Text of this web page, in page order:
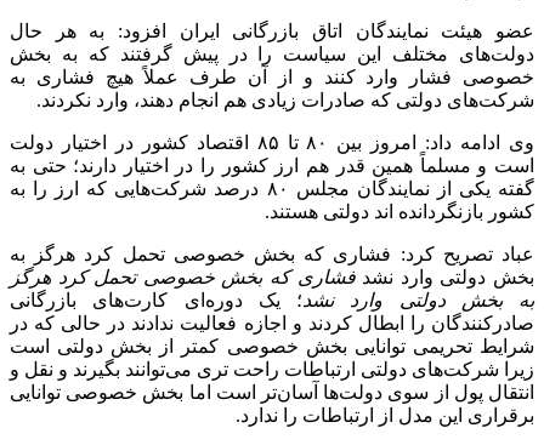
عضو هیئت نمایندگان اتاق بازرگانی ایران افزود: به هر حال
دولت‌های مختلف این سیاست را در پیش گرفتند که به بخش
خصوصی فشار وارد کنند و از آن طرف عملاً هیچ فشاری به
شرکت‌های دولتی که صادرات زیادی هم انجام دهند، وارد نکردند.
وی ادامه داد: امروز بین ۸۰ تا ۸۵ اقتصاد کشور در اختیار دولت
است و مسلماً همین قدر هم ارز کشور را در اختیار دارند؛ حتی به
گفته یکی از نمایندگان مجلس ۸۰ درصد شرکت‌هایی که ارز را به
کشور بازنگردانده اند دولتی هستند.
عباد تصریح کرد: فشاری که بخش خصوصی تحمل کرد هرگز به
بخش دولتی وارد نشد فشاری که بخش خصوصی تحمل کرد هرگز
به بخش دولتی وارد نشد؛ یک دوره‌ای کارت‌های بازرگانی
صادرکنندگان را ابطال کردند و اجازه فعالیت ندادند در حالی که در
شرایط تحریمی توانایی بخش خصوصی کمتر از بخش دولتی است
زیرا شرکت‌های دولتی ارتباطات راحت تری می‌توانند بگیرند و نقل و
انتقال پول از سوی دولت‌ها آسان‌تر است اما بخش خصوصی توانایی
برقراری این مدل از ارتباطات را ندارد.